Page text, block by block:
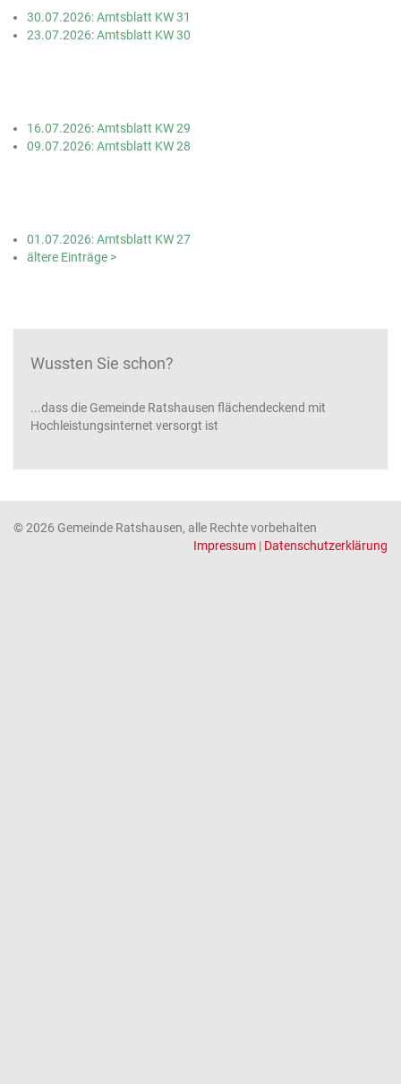
30.07.2026: Amtsblatt KW 31
23.07.2026: Amtsblatt KW 30
16.07.2026: Amtsblatt KW 29
09.07.2026: Amtsblatt KW 28
01.07.2026: Amtsblatt KW 27
ältere Einträge >
Wussten Sie schon?
...dass die Gemeinde Ratshausen flächendeckend mit
Hochleistungsinternet versorgt ist
© 2026 Gemeinde Ratshausen, alle Rechte vorbehalten
Impressum | Datenschutzerklärung